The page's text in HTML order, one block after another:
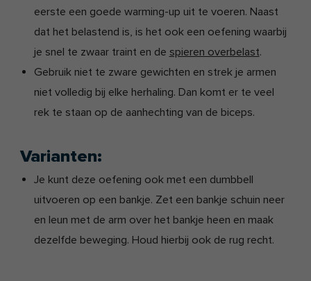
eerste een goede warming-up uit te voeren. Naast
dat het belastend is, is het ook een oefening waarbij
je snel te zwaar traint en de spieren overbelast.
Gebruik niet te zware gewichten en strek je armen
niet volledig bij elke herhaling. Dan komt er te veel
rek te staan op de aanhechting van de biceps.
Varianten:
Je kunt deze oefening ook met een dumbbell
uitvoeren op een bankje. Zet een bankje schuin neer
en leun met de arm over het bankje heen en maak
dezelfde beweging. Houd hierbij ook de rug recht.